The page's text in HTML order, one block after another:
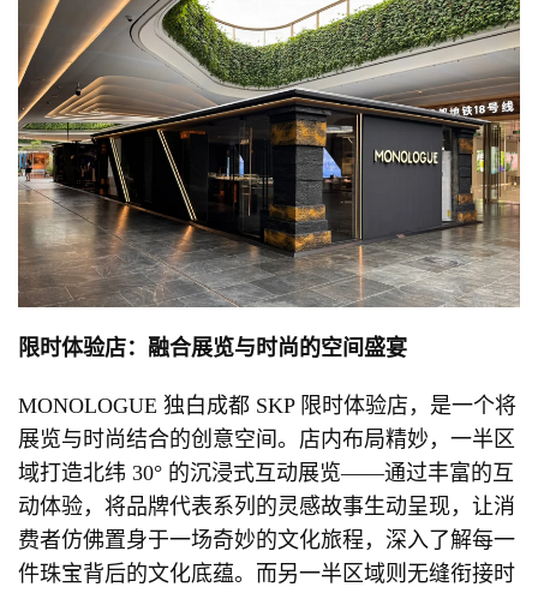
限时体验店：融合展览与时尚的空间盛宴
MONOLOGUE 独白成都 SKP 限时体验店，是一个将
展览与时尚结合的创意空间。店内布局精妙，一半区
域打造北纬 30° 的沉浸式互动展览——通过丰富的互
动体验，将品牌代表系列的灵感故事生动呈现，让消
费者仿佛置身于一场奇妙的文化旅程，深入了解每一
件珠宝背后的文化底蕴。而另一半区域则无缝衔接时